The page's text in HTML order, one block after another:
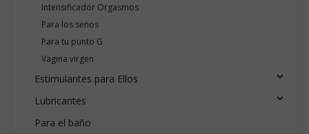
Intensificador Orgasmos
Para los senos
Para tu punto G
Vagina virgen
Estimulantes para Ellos
Lubricantes
Para el baño